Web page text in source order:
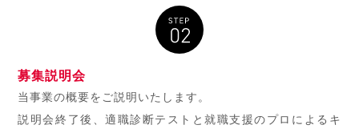
募集説明会
当事業の概要をご説明いたします。
説明会終了後、適職診断テストと就職支援のプロによるキ